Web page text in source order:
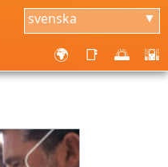
svenska ▼
🌍 📑 🌅 🌇